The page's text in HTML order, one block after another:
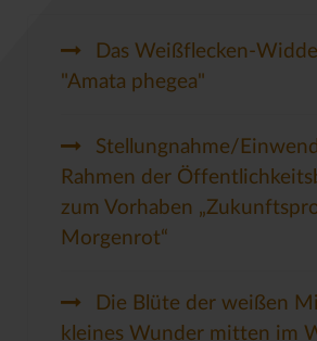
Das Weißflecken-
"Amata phegea"
Stellungnahme/
Rahmen der
zum Vorhaben
Morgenrot“
Die Blüte der weißen
kleines Wunder mitten im